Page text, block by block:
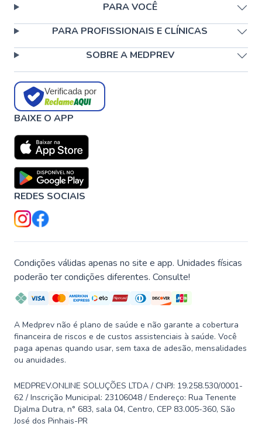
PARA VOCÊ
PARA PROFISSIONAIS E CLÍNICAS
SOBRE A MEDPREV
Verificada por
BAIXE O APP
REDES SOCIAIS
Condições válidas apenas no site e app. Unidades físicas
poderão ter condições diferentes. Consulte!
A Medprev não é plano de saúde e não garante a cobertura
financeira de riscos e de custos assistenciais à saúde. Você
paga apenas quando usar, sem taxa de adesão, mensalidades
ou anuidades.
MEDPREV.ONLINE SOLUÇÕES LTDA / CNPJ: 19.258.530/0001-
62 / Inscrição Municipal: 23106048 / Endereço: Rua Tenente
Djalma Dutra, n° 683, sala 04, Centro, CEP 83.005-360, São
José dos Pinhais-PR